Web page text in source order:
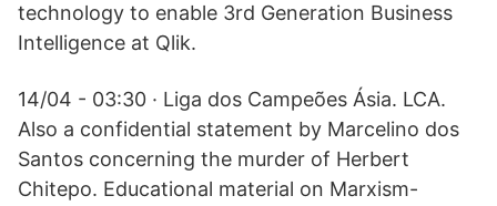
technology to enable 3rd Generation Business
Intelligence at Qlik.
14/04 - 03:30 · Liga dos Campeões Ásia. LCA.
Also a confidential statement by Marcelino dos
Santos concerning the murder of Herbert
Chitepo. Educational material on Marxism-